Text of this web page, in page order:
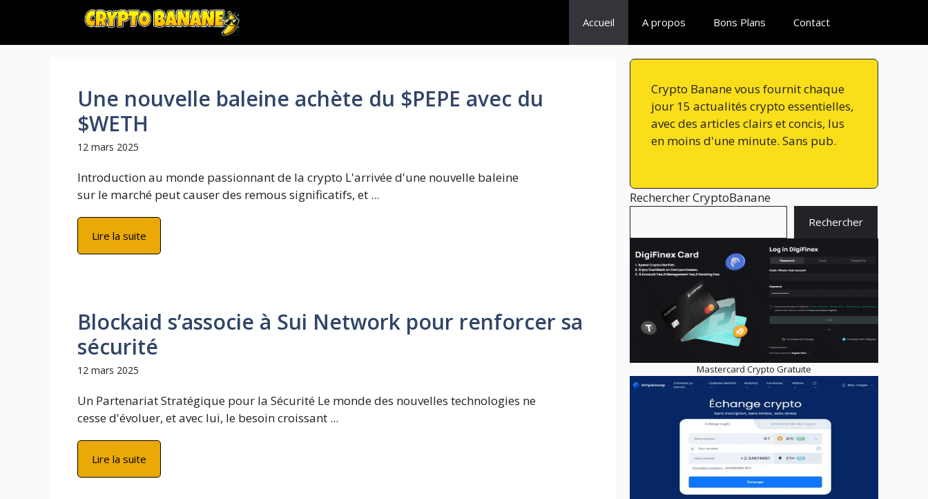
contenu
Accueil A propos Bons Plans Contact
Une nouvelle baleine achète du $PEPE avec du
$WETH
12 mars 2025
Introduction au monde passionnant de la crypto L'arrivée d'une nouvelle baleine
sur le marché peut causer des remous significatifs, et ...
Lire la suite
Blockaid s’associe à Sui Network pour renforcer sa
sécurité
12 mars 2025
Un Partenariat Stratégique pour la Sécurité Le monde des nouvelles technologies ne
cesse d'évoluer, et avec lui, le besoin croissant ...
Lire la suite
Crypto Banane vous fournit chaque
jour 15 actualités crypto essentielles,
avec des articles clairs et concis, lus
en moins d'une minute. Sans pub.
Rechercher CryptoBanane
Rechercher
Mastercard Crypto Gratuite